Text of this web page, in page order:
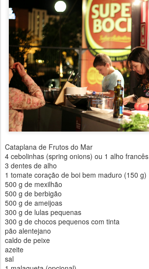
Cataplana de Frutos do Mar
4 cebolinhas (spring onions) ou 1 alho francês
3 dentes de alho
1 tomate coração de boi bem maduro (150 g)
500 g de mexilhão
500 g de berbigão
500 g de ameijoas
300 g de lulas pequenas
300 g de chocos pequenos com tinta
pão alentejano
caldo de peixe
azeite
sal